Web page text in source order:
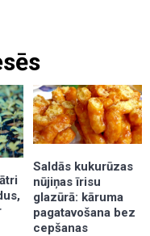
Saldās kukurūzas
nūjiņas īrisu
glazūrā: kāruma
pagatavošana bez
cepšanas